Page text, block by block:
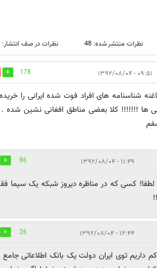
نظرات منتشر شده: 48 نظرات در صف انتشار: 0
۰۹:۵۱ - ۱۳۹۲/۰۸/۰۴ 178
شناسنامه های افراد فوت شده ایرانی را
ها !!!!!!! کلا بعضی مناطق افغانی نشین شده .
۱۱:۴۹ - ۱۳۹۲/۰۸/۰۴ 86
لطفا! کسی که در مناظره دیروز شبکه یک سیما
۱۲:۴۴ - ۱۳۹۲/۰۸/۰۴ 26
داریم توی ایران دولت یک بانک اطلاعاتی جامع